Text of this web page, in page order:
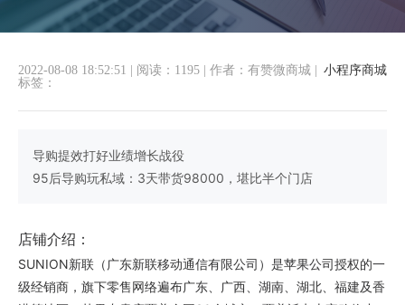
小程序商城
2022-08-08 18:52:51 阅读：1195 作者：有赞微商城
标签：
导购提效打好业绩增长战役
95后导购玩私域：3天带货98000，堪比半个门店
店铺介绍：
SUNION新联（广东新联移动通信有限公司）是苹果公司授权的一
级经销商，旗下零售网络遍布广东、广西、湖南、湖北、福建及香